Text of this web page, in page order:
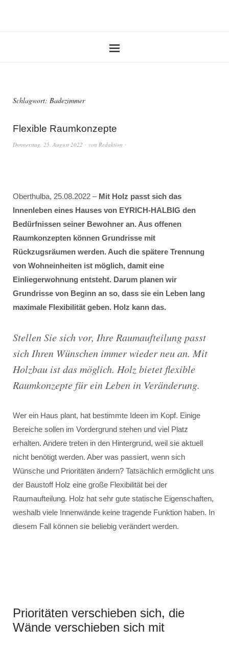
Schlagwort: Badezimmer
Flexible Raumkonzepte
Donnerstag, 25. August 2022 von Redaktion
Oberthulba, 25.08.2022 – Mit Holz passt sich das
Innenleben eines Hauses von EYRICH-HALBIG den
Bedürfnissen seiner Bewohner an. Aus offenen
Raumkonzepten können Grundrisse mit
Rückzugsräumen werden. Auch die spätere Trennung
von Wohneinheiten ist möglich, damit eine
Einliegerwohnung entsteht. Darum planen wir
Grundrisse von Beginn an so, dass sie ein Leben lang
maximale Flexibilität geben. Holz kann das.
Stellen Sie sich vor, Ihre Raumaufteilung passt
sich Ihren Wünschen immer wieder neu an. Mit
Holzbau ist das möglich. Holz bietet flexible
Raumkonzepte für ein Leben in Veränderung.
Wer ein Haus plant, hat bestimmte Ideen im Kopf. Einige
Bereiche sollen im Vordergrund stehen und viel Platz
erhalten. Andere treten in den Hintergrund, weil sie aktuell
nicht benötigt werden. Aber was passiert, wenn sich
Wünsche und Prioritäten ändern? Tatsächlich ermöglicht uns
der Baustoff Holz eine große Flexibilität bei der
Raumaufteilung. Holz hat sehr gute statische Eigenschaften,
weshalb viele Innenwände keine tragende Funktion haben. In
diesem Fall können sie beliebig verändert werden.
Prioritäten verschieben sich, die
Wände verschieben sich mit